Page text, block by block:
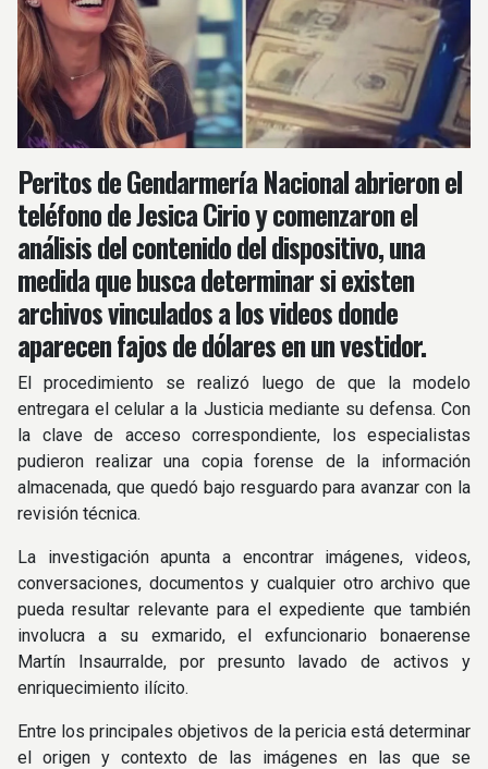
Peritos de Gendarmería Nacional abrieron el
teléfono de Jesica Cirio y comenzaron el
análisis del contenido del dispositivo, una
medida que busca determinar si existen
archivos vinculados a los videos donde
aparecen fajos de dólares en un vestidor.
El procedimiento se realizó luego de que la modelo
entregara el celular a la Justicia mediante su defensa. Con
la clave de acceso correspondiente, los especialistas
pudieron realizar una copia forense de la información
almacenada, que quedó bajo resguardo para avanzar con la
revisión técnica.
La investigación apunta a encontrar imágenes, videos,
conversaciones, documentos y cualquier otro archivo que
pueda resultar relevante para el expediente que también
involucra a su exmarido, el exfuncionario bonaerense
Martín Insaurralde, por presunto lavado de activos y
enriquecimiento ilícito.
Entre los principales objetivos de la pericia está determinar
el origen y contexto de las imágenes en las que se